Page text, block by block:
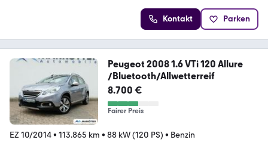
Kontakt Parken
Peugeot 2008 1.6 VTi 120 Allure
/Bluetooth/Allwetterreif
8.700 €
Fairer Preis
EZ 10/2014• 113.865 km • 88 kW (120 PS) • Benzin